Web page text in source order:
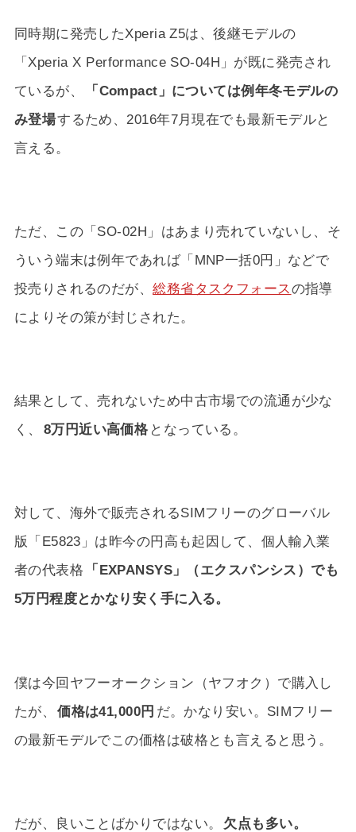
同時期に発売したXperia Z5は、後継モデルの
「Xperia X Performance SO-04H」が既に発売され
ているが、
「Compact」については例年冬モデルの
み登場するため、2016年7月現在でも最新モデルと
言える。
ただ、この「SO-02H」はあまり売れていないし、そ
ういう端末は例年であれば「MNP一括0円」などで
投売りされるのだが、総務省タスクフォースの指導
によりその策が封じされた。
結果として、売れないため中古市場での流通が少な
く、
8万円近い高価格 となっている。
対して、海外で販売されるSIMフリーのグローバル
版「E5823」は昨今の円高も起因して、個人輸入業
者の代表格
「EXPANSYS」（エクスパンシス）でも
5万円程度とかなり安く手に入る。
僕は今回ヤフーオークション（ヤフオク）で購入し
たが、 価格は41,000円 だ。かなり安い。SIMフリー
の最新モデルでこの価格は破格とも言えると思う。
だが、良いことばかりではない。 欠点も多い。